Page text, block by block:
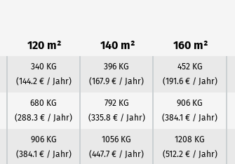
120 m² 140 m² 160 m²
340 KG
(144.2 € / Jahr)
396 KG
(167.9 € / Jahr)
452 KG
(191.6 € / Jahr)
680 KG
(288.3 € / Jahr)
792 KG
(335.8 € / Jahr)
906 KG
(384.1 € / Jahr)
906 KG
(384.1 € / Jahr)
1056 KG
(447.7 € / Jahr)
1208 KG
(512.2 € / Jahr)